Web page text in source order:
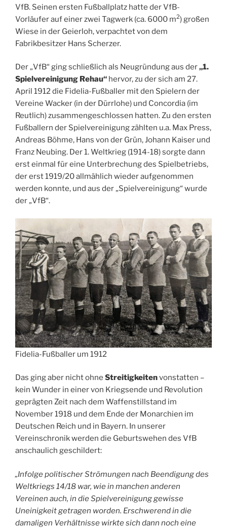
VfB. Seinen ersten Fußballplatz hatte der VfB-
Vorläufer auf einer zwei Tagwerk (ca. 6000 m2) großen
Wiese in der Geierloh, verpachtet von dem
Fabrikbesitzer Hans Scherzer.
Der „VfB“ ging schließlich als Neugründung aus der„1.
Spielvereinigung Rehau“ hervor, zu der sich am 27.
April 1912 die Fidelia-Fußballer mit den Spielern der
Vereine Wacker (in der Dürrlohe) und Concordia (im
Reutlich) zusammengeschlossen hatten. Zu den ersten
Fußballern der Spielvereinigung zählten u.a. Max Press,
Andreas Böhme, Hans von der Grün, Johann Kaiser und
Franz Neubing. Der 1. Weltkrieg (1914-18) sorgte dann
erst einmal für eine Unterbrechung des Spielbetriebs,
der erst 1919/20 allmählich wieder aufgenommen
werden konnte, und aus der „Spielvereinigung“ wurde
der „VfB“.
Fidelia-Fußballer um 1912
Das ging aber nicht ohne Streitigkeitenvonstatten –
kein Wunder in einer von Kriegsende und Revolution
geprägten Zeit nach dem Waffenstillstand im
November 1918 und dem Ende der Monarchien im
Deutschen Reich und in Bayern. In unserer
Vereinschronik werden die Geburtswehen des VfB
anschaulich geschildert:
„Infolge politischer Strömungen nach Beendigung des
Weltkriegs 14/18 war, wie in manchen anderen
Vereinen auch, in die Spielvereinigung gewisse
Uneinigkeit getragen worden. Erschwerend in die
damaligen Verhältnisse wirkte sich dann noch eine